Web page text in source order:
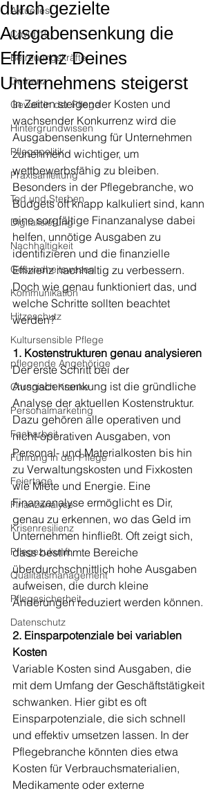
Aktuelles
Covid 19
Betreuungskräfte
Demenz
Gewalt in der Pflege
Hintergrundwissen
Pflegepolitik
Praxisanleitung
Tod und Sterben
Digitalisierung
Nachhaltigkeit
Gesundheitswesen
Kommunikation
Hitzeschutz
Kultursensible Pflege
pflegende Angehörige
Chronisch Kranke
Personalmarketing
Facharbeit
Führung in der Pflege
Feiertage
Finanzanalyse
Krisenresilienz
Pflegezukunft
Qualitätsmanagement
Pflegesicherheit
Datenschutz
durch gezielte
Ausgabensenkung die
Effizienz Deines
Unternehmens steigerst
In Zeiten steigender Kosten und
wachsender Konkurrenz wird die
Ausgabensenkung für Unternehmen
zunehmend wichtiger, um
wettbewerbsfähig zu bleiben.
Besonders in der Pflegebranche, wo
Budgets oft knapp kalkuliert sind, kann
eine sorgfältige Finanzanalyse dabei
helfen, unnötige Ausgaben zu
identifizieren und die finanzielle
Effizienz nachhaltig zu verbessern.
Doch wie genau funktioniert das, und
welche Schritte sollten beachtet
werden?
1. Kostenstrukturen genau analysieren
Der erste Schritt bei der
Ausgabensenkung ist die gründliche
Analyse der aktuellen Kostenstruktur.
Dazu gehören alle operativen und
nicht-operativen Ausgaben, von
Personal- und Materialkosten bis hin
zu Verwaltungskosten und Fixkosten
wie Miete und Energie. Eine
Finanzanalyse ermöglicht es Dir,
genau zu erkennen, wo das Geld im
Unternehmen hinfließt. Oft zeigt sich,
dass bestimmte Bereiche
überdurchschnittlich hohe Ausgaben
aufweisen, die durch kleine
Änderungen reduziert werden können.
2. Einsparpotenziale bei variablen
Kosten
Variable Kosten sind Ausgaben, die
mit dem Umfang der Geschäftstätigkeit
schwanken. Hier gibt es oft
Einsparpotenziale, die sich schnell
und effektiv umsetzen lassen. In der
Pflegebranche könnten dies etwa
Kosten für Verbrauchsmaterialien,
Medikamente oder externe